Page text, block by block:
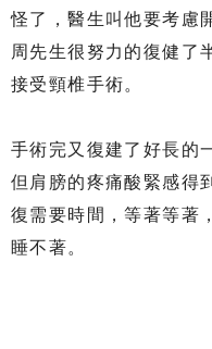
怪了，醫生叫他要考慮
周先生很努力的復健了
接受頸椎手術。
手術完又復建了好長的
但肩膀的疼痛酸緊感得
復需要時間，等著等著
睡不著。